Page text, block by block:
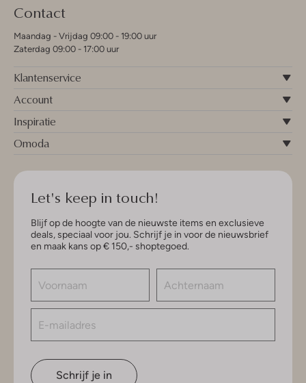
Contact
Maandag - Vrijdag 09:00 - 19:00 uur
Zaterdag 09:00 - 17:00 uur
Klantenservice
Account
Inspiratie
Omoda
Let's keep in touch!
Blijf op de hoogte van de nieuwste items en exclusieve
deals, speciaal voor jou. Schrijf je in voor de nieuwsbrief
en maak kans op € 150,- shoptegoed.
Schrijf je in